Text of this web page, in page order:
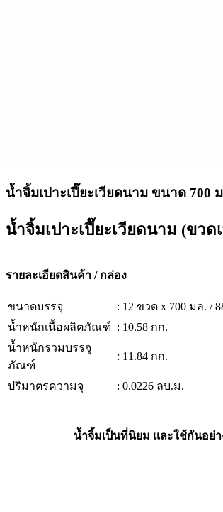
น้ำจิ้มเปาะเปี๊ยะเวียดนาม ขนาด 700
น้ำจิ้มเปาะเปี๊ยะเวียดนาม (ขวด
รายละเอียดสินค้า / กล่อง
ขนาดบรรจุ
: 12 ขวด x 700 มล. /
น้ำหนักเนื้อผลิตภัณฑ์ : 10.58 กก.
น้ำหนักรวมบรรจุ
ภัณฑ์
: 11.84 กก.
ปริมาตรความจุ : 0.0226 ลบ.ม.
น้ำจิ้มเป็นที่นิยม และใช้กันอย่